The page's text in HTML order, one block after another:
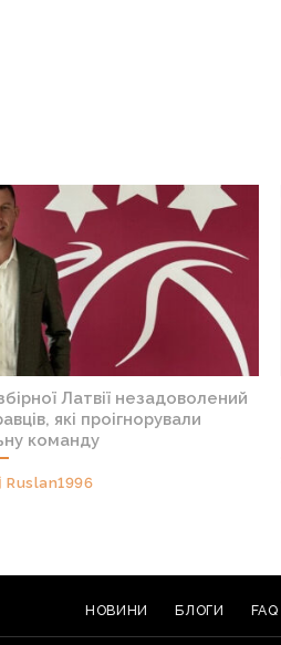
Латвії незадоволений
які проігнорували
команду
Ruslan1996
НОВИНИ БЛОГИ FAQ